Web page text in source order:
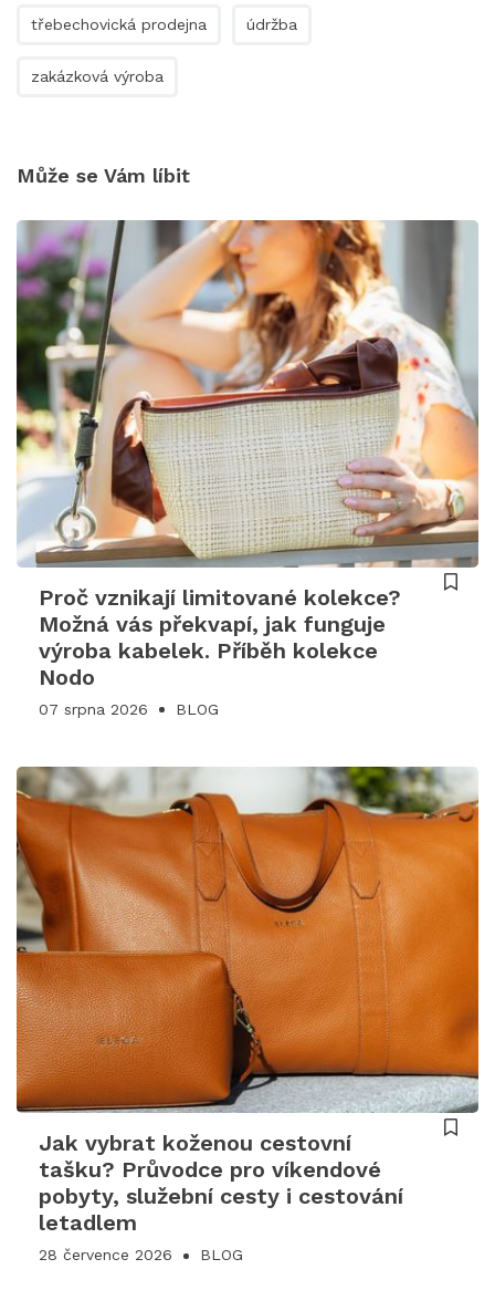
třebechovická prodejna údržba
zakázková výroba
Může se Vám líbit
Proč vznikají limitované kolekce?
Možná vás překvapí, jak funguje
výroba kabelek. Příběh kolekce
Nodo
07 srpna 2026 BLOG
Jak vybrat koženou cestovní
tašku? Průvodce pro víkendové
pobyty, služební cesty i cestování
letadlem
28 července 2026 BLOG